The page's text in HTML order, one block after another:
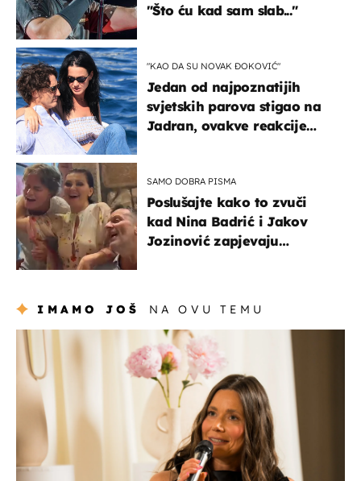
"Što ću kad sam slab..."
"KAO DA SU NOVAK ĐOKOVIĆ"
Jedan od najpoznatijih
svjetskih parova stigao na
Jadran, ovakve reakcije
SAMO DOBRA PISMA
Poslušajte kako to zvuči
kad Nina Badrić i Jakov
Jozinović zapjevaju
IMAMO JOŠ NA OVU TEMU
moda & ljepota